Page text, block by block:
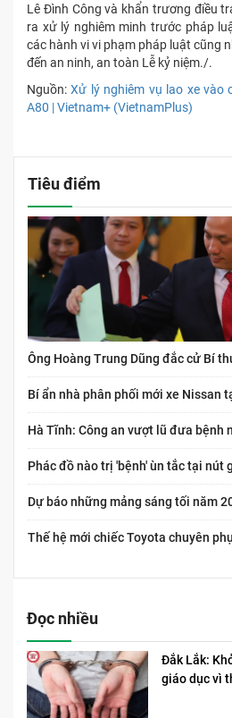
Lê Đình Công và khẩn trương điều
ra xử lý nghiêm minh trước pháp
các hành vi vi phạm pháp luật cũng
đến an ninh, an toàn Lễ kỷ niệm./.
Nguồn:Xử lý nghiêm vụ lao xe vào
A80 | Vietnam+ (VietnamPlus)
Tiêu điểm
Ông Hoàng Trung Dũng đắc cử Bí
Bí ẩn nhà phân phối mới xe Nissan
Hà Tĩnh: Công an vượt lũ đưa bệnh
Phác đồ nào trị 'bệnh' ùn tắc tại nút
Dự báo những mảng sáng tối năm
Thế hệ mới chiếc Toyota chuyên
Đọc nhiều
Đắk Lắk:
giáo dục vì